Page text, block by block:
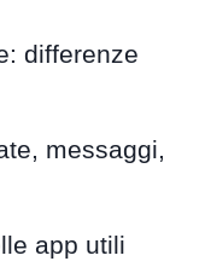
differenze
messaggi,
app utili